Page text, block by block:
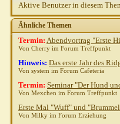
Aktive Benutzer in diesem
Ähnliche Themen
Termin: Abendvortrag "Erste
Von Cherry im Forum Treffpunkt
Hinweis: Das erste Jahr des
Von system im Forum Cafeteria
Termin: Seminar "Der Hund
Von Mexchen im Forum Treffpunkt
Erste Mal "Wuff" und
Von Milky im Forum Erziehung